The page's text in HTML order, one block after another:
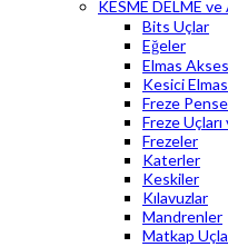
KESME DELME
Bits Uçlar
Eğeler
Elmas
Kesici
Freze
Freze Uçları
Frezeler
Katerler
Keskiler
Kılavuzlar
Mandrenler
Matkap